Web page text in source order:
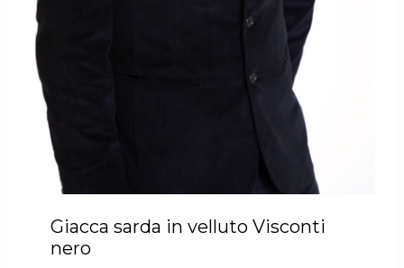
Giacca sarda in velluto Visconti
nero